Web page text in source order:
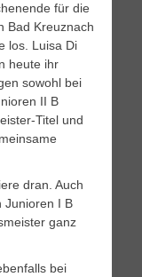
für die
Bad Kreuznach
los. Luisa Di
heute ihr
sowohl bei
II B
Titel und
dran. Auch
Junioren I B
ganz
bei